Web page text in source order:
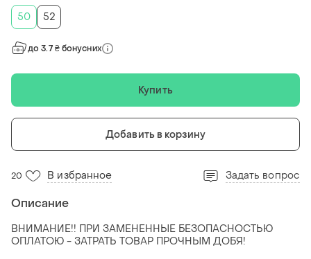
50
52
до 3.7 ₴ бонусних
Купить
Добавить в корзину
20 В избранное Задать вопрос
Описание
ВНИМАНИЕ!! ПРИ ЗАМЕНЕННЫЕ БЕЗОПАСНОСТЬЮ
ОПЛАТОЮ - ЗАТРАТЬ ТОВАР ПРОЧНЫМ ДОБЯ!